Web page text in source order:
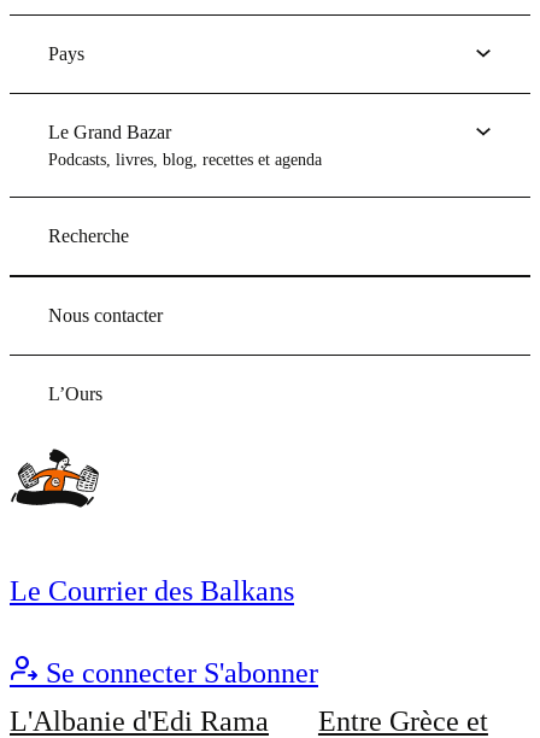
Pays
Le Grand Bazar
Podcasts, livres, blog, recettes et agenda
Recherche
Nous contacter
L’Ours
Le Courrier des Balkans
Se connecter S'abonner
L'Albanie d'Edi Rama
Entre Grèce et